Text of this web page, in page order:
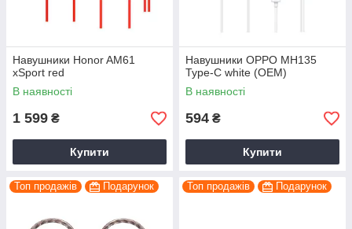
Навушники Honor AM61
xSport red
В наявності
1 599 ₴
Купити
Навушники OPPO MH135
Type-C white (OEM)
В наявності
594 ₴
Купити
Топ продажів Подарунок Топ продажів Подарунок